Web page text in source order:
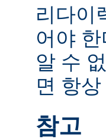
리다이
어야
알 수
면 항
참고